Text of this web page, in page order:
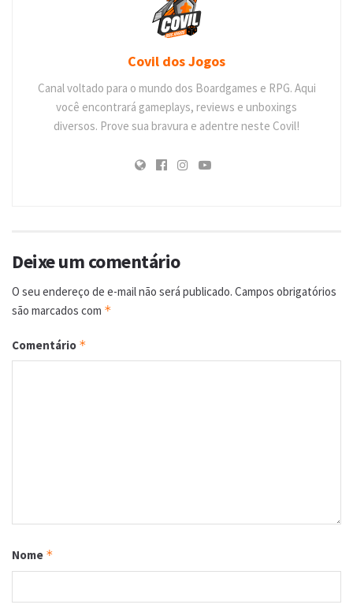
Covil dos Jogos
Canal voltado para o mundo dos Boardgames e RPG. Aqui
você encontrará gameplays, reviews e unboxings
diversos. Prove sua bravura e adentre neste Covil!
Deixe um comentário
O seu endereço de e-mail não será publicado. Campos obrigatórios
são marcados com *
Comentário *
Nome *